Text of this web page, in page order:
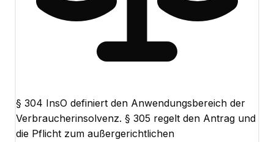
§ 304 InsO definiert den Anwendungsbereich der
Verbraucherinsolvenz. § 305 regelt den Antrag und
die Pflicht zum außergerichtlichen